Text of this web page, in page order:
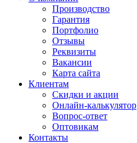
Производство
Гарантия
Портфолио
Отзывы
Реквизиты
Вакансии
Карта сайта
Клиентам
Скидки и акции
Онлайн-калькулятор
Вопрос-ответ
Оптовикам
Контакты